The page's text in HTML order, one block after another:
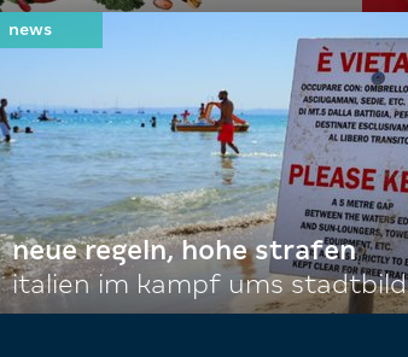
neue regeln, hohe strafen
italien im kampf ums stadtbild